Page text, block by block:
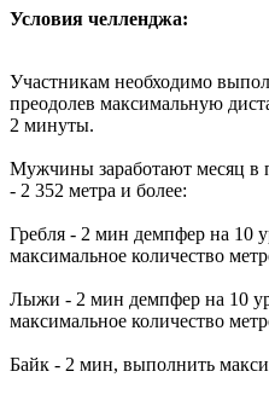
Условия челленджа:
Участникам необходимо
преодолев максимальную
2 минуты.
Мужчины заработают месяц в
- 2 352 метра и более:
Гребля - 2 мин демпфер на 10
максимальное количество
Лыжи - 2 мин демпфер на 10
максимальное количество
Байк - 2 мин, выполнить